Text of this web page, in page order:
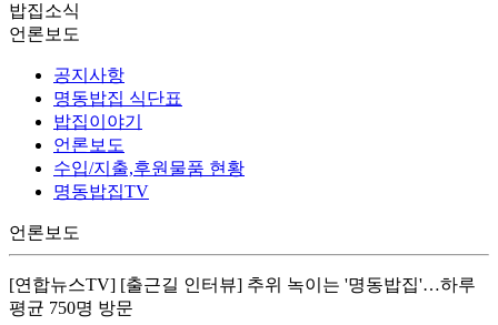
밥집소식
언론보도
공지사항
명동밥집 식단표
밥집이야기
언론보도
수입/지출,후원물품 현황
명동밥집TV
언론보도
[연합뉴스TV] [출근길 인터뷰] 추위 녹이는 '명동밥집'…하루
평균 750명 방문